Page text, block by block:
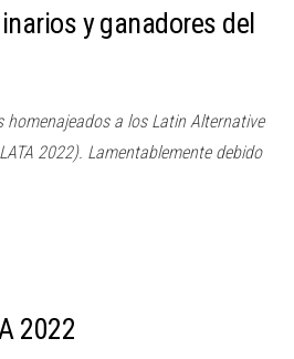
y ganadores del
homenajeados a los Latin Alternative
2022). Lamentablemente debido
2022